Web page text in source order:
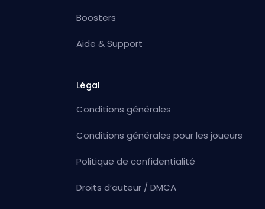
Boosters
Aide & Support
Légal
Conditions générales
Conditions générales pour les joueurs
Politique de confidentialité
Droits d’auteur / DMCA